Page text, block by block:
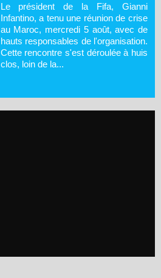
Le président de la Fifa, Gianni
Infantino, a tenu une réunion de crise
au Maroc, mercredi 5 août, avec de
hauts responsables de l'organisation.
Cette rencontre s'est déroulée à huis
clos, loin de la...